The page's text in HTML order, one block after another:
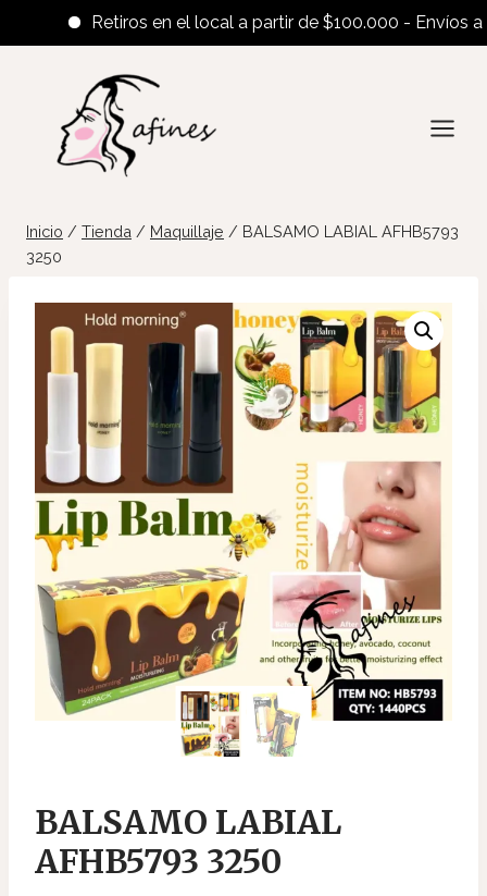
Retiros en el local a partir de $100.000 - Envíos al
contenido
Inicio / Tienda / Maquillaje / BALSAMO LABIAL AFHB5793
3250
BALSAMO LABIAL
AFHB5793 3250